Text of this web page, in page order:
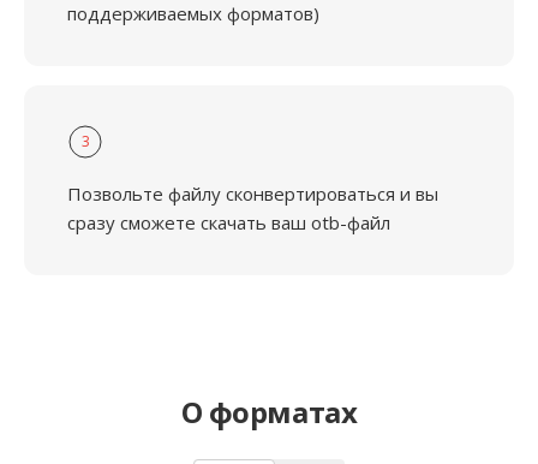
поддерживаемых форматов)
3
Позвольте файлу сконвертироваться и вы
сразу сможете скачать ваш otb-файл
О форматах